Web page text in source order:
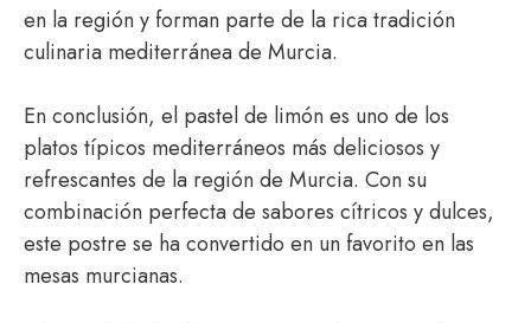
en la región y forman parte de la rica tradición
culinaria mediterránea de Murcia.
En conclusión, el pastel de limón es uno de los
platos típicos mediterráneos más deliciosos y
refrescantes de la región de Murcia. Con su
combinación perfecta de sabores cítricos y dulces,
este postre se ha convertido en un favorito en las
mesas murcianas.